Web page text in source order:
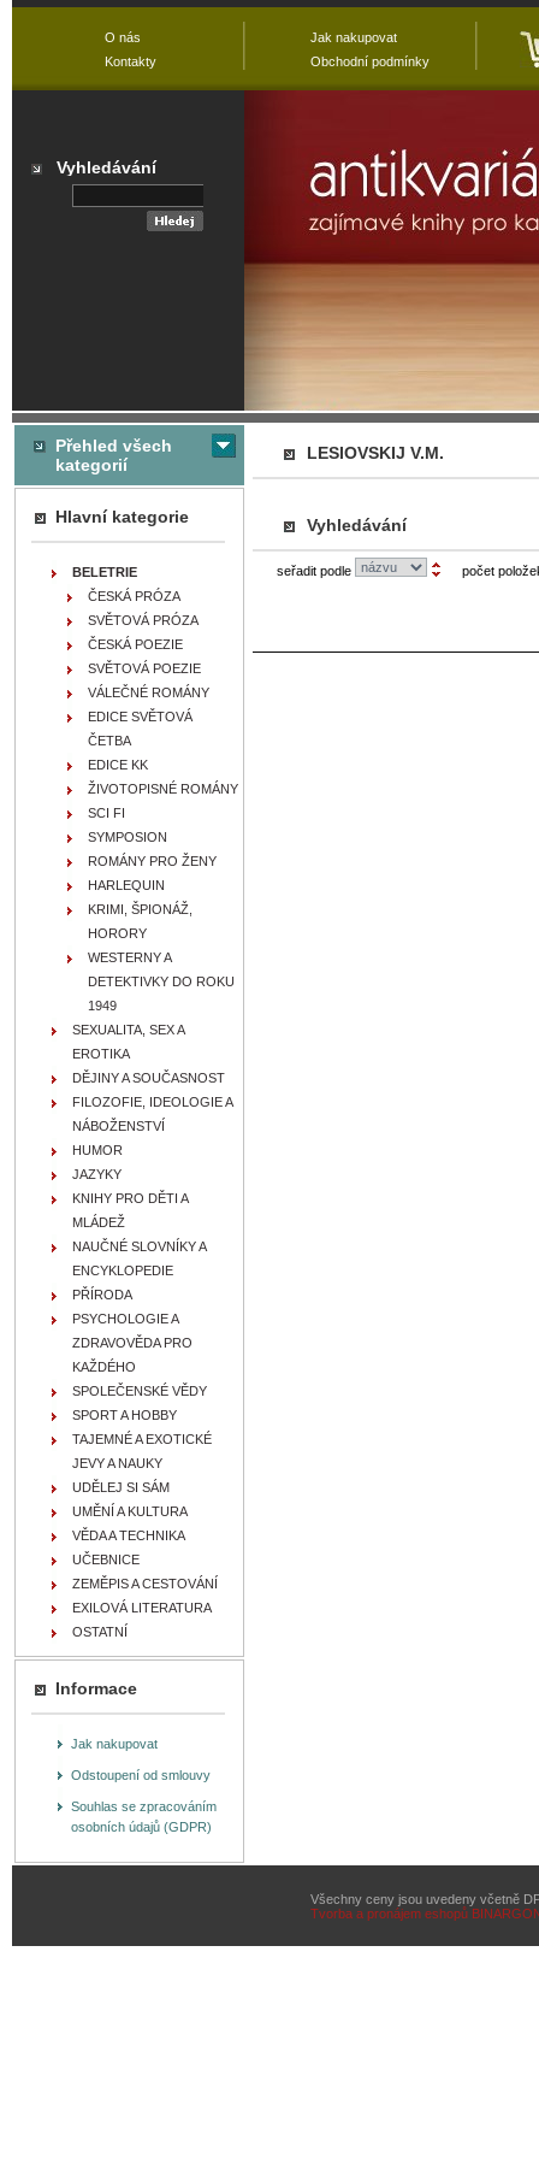
LESIOVSKIJ V.M.
Vyhledávání
seřadit podle počet
Přehled všech
kategorií
Hlavní kategorie
BELETRIE
ČESKÁ PRÓZA
SVĚTOVÁ PRÓZA
ČESKÁ POEZIE
SVĚTOVÁ POEZIE
VÁLEČNÉ ROMÁNY
EDICE SVĚTOVÁ
ČETBA
EDICE KK
ŽIVOTOPISNÉ ROMÁNY
SCI FI
SYMPOSION
ROMÁNY PRO ŽENY
HARLEQUIN
KRIMI, ŠPIONÁŽ,
HORORY
WESTERNY A
DETEKTIVKY DO ROKU
1949
SEXUALITA, SEX A
EROTIKA
DĚJINY A SOUČASNOST
FILOZOFIE, IDEOLOGIE A
NÁBOŽENSTVÍ
HUMOR
JAZYKY
KNIHY PRO DĚTI A
MLÁDEŽ
NAUČNÉ SLOVNÍKY A
ENCYKLOPEDIE
PŘÍRODA
PSYCHOLOGIE A
ZDRAVOVĚDA PRO
KAŽDÉHO
SPOLEČENSKÉ VĚDY
SPORT A HOBBY
TAJEMNÉ A EXOTICKÉ
JEVY A NAUKY
UDĚLEJ SI SÁM
UMĚNÍ A KULTURA
VĚDA A TECHNIKA
UČEBNICE
ZEMĚPIS A CESTOVÁNÍ
EXILOVÁ LITERATURA
OSTATNÍ
Informace
Jak nakupovat
Odstoupení od smlouvy
Souhlas se zpracováním
osobních údajů (GDPR)
Všechny ceny jsou uvedeny včetně
Tvorba a pronájem eshopů
O nás
Kontakty
Jak nakupovat
Obchodní podmínky
Vyhledávání